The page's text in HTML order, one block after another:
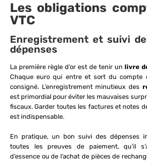
Les obligations
VTC
Enregistrement et suivi
dépenses
La première règle d’or est de tenir un livre
Chaque euro qui entre et sort du compte
consigné. L’enregistrement minutieux des
est primordial pour éviter les mauvaises
fiscaux. Garder toutes les factures et notes
est indispensable.
En pratique, un bon suivi des dépenses
toutes les preuves de paiement, qu’il
d’essence ou de l’achat de pièces de